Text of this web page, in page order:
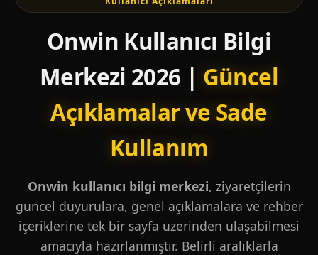
Onwin Kullanıcı Bilgi
Merkezi 2026 | Güncel
Açıklamalar ve Sade
Kullanım
Onwin kullanıcı bilgi merkezi, ziyaretçilerin
güncel duyurulara, genel açıklamalara ve rehber
içeriklerine tek bir sayfa üzerinden ulaşabilmesi
amacıyla hazırlanmıştır. Belirli aralıklarla